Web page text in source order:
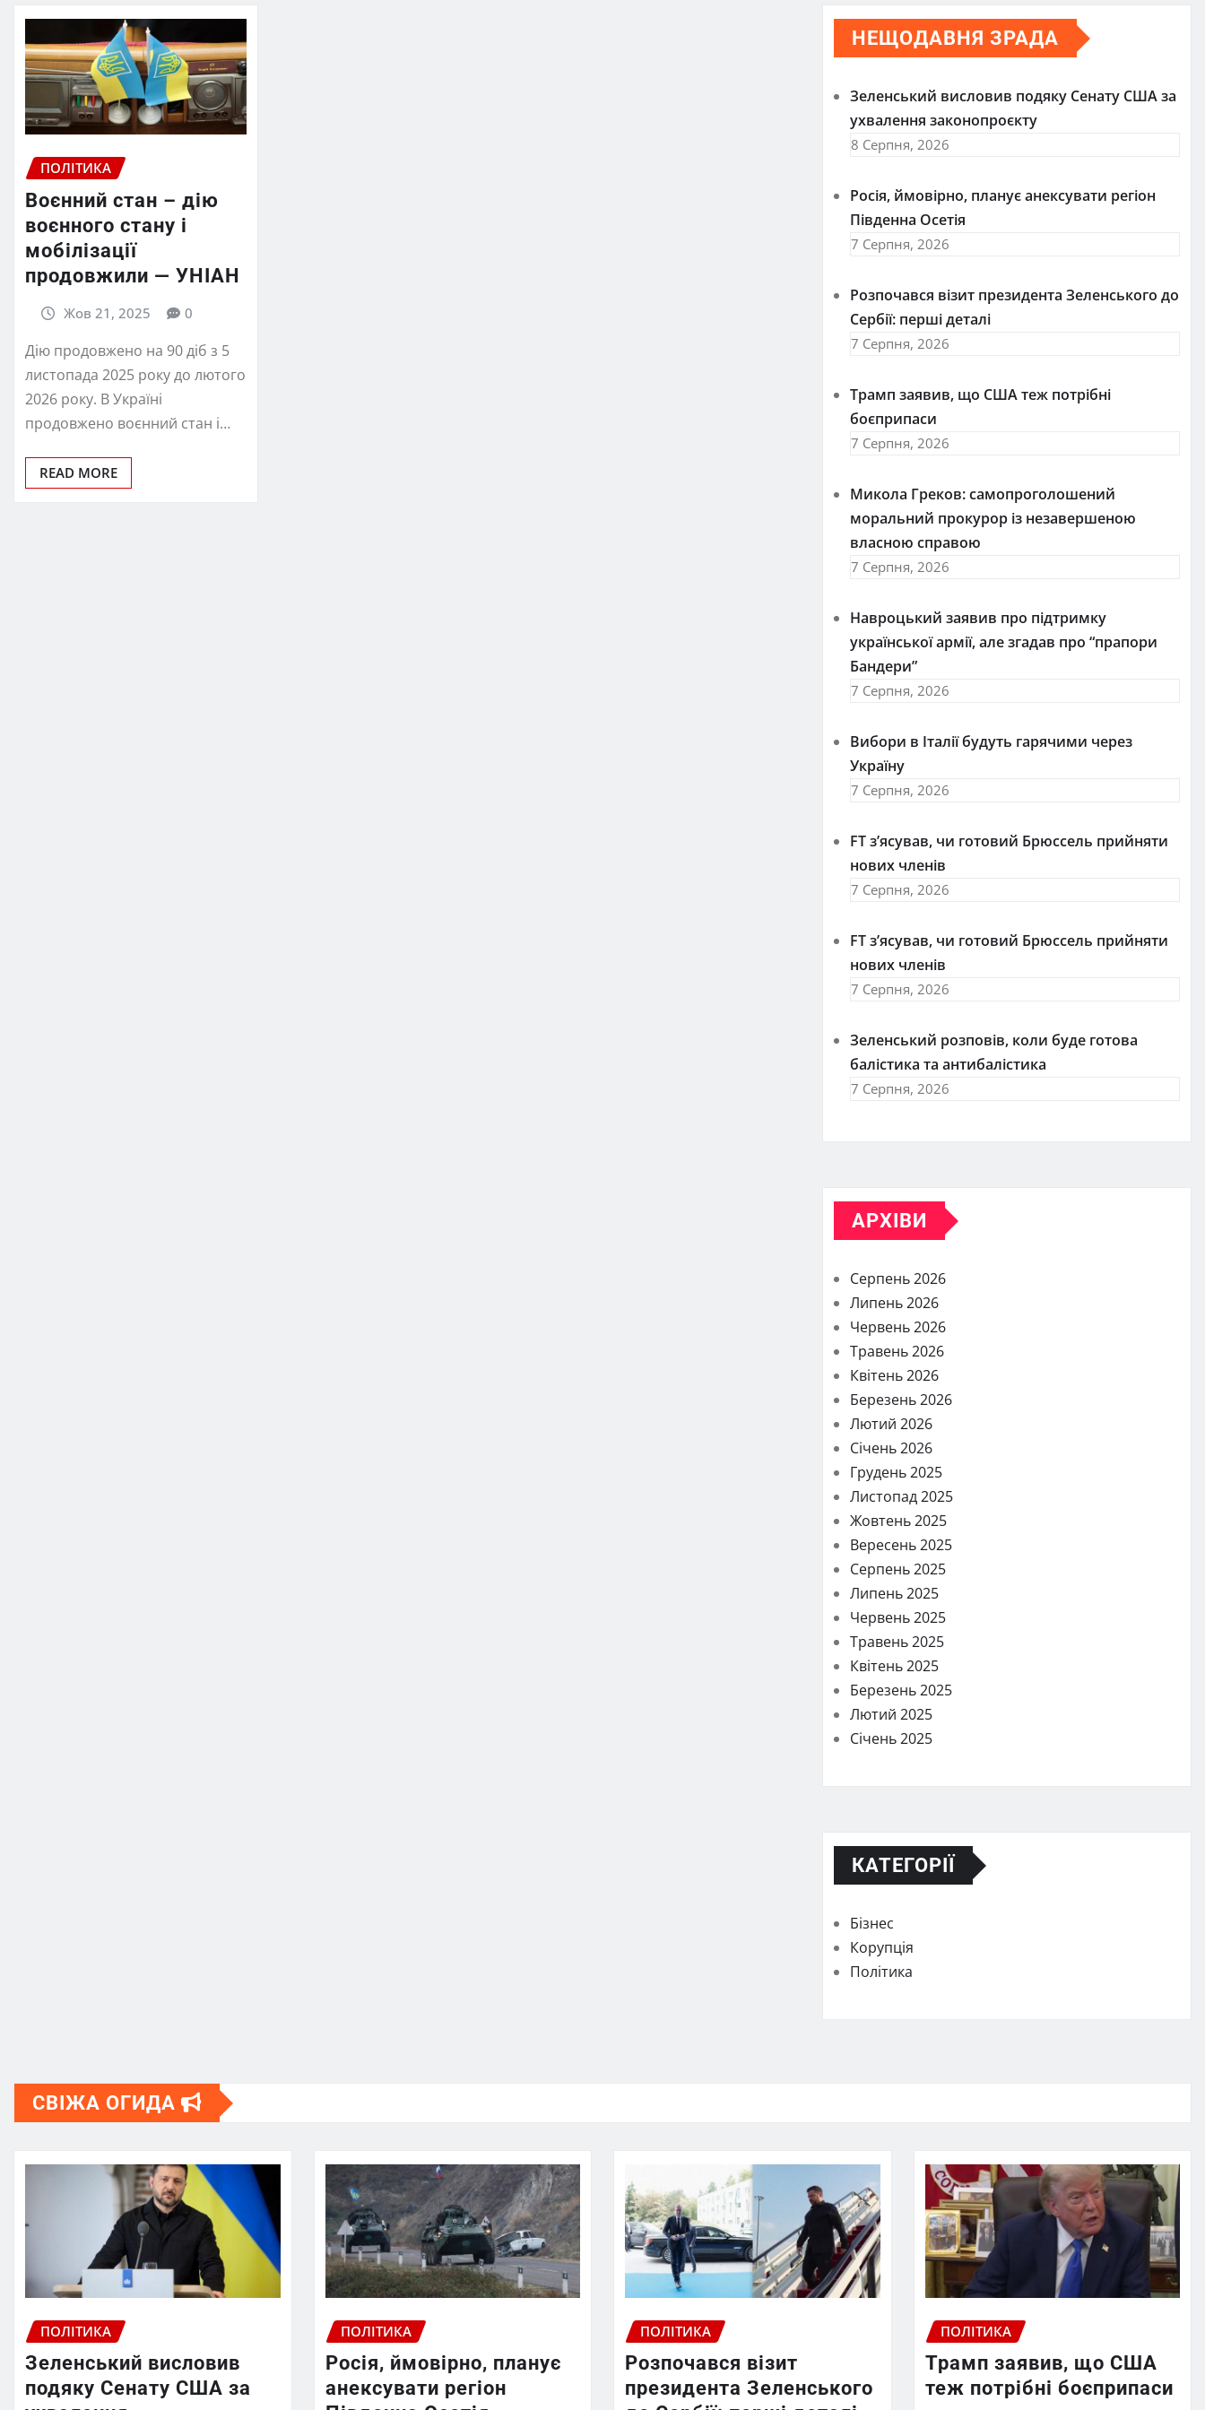
ПОЛІТИКА
Воєнний стан – дію
воєнного стану і
мобілізації
продовжили — УНІАН
Жов 21, 2025 0
Дію продовжено на 90 діб з 5
листопада 2025 року до лютого
2026 року. В Україні
продовжено воєнний стан і…
READ MORE
НЕЩОДАВНЯ ЗРАДА
Зеленський висловив подяку Сенату США за
ухвалення законопроєкту
8 Серпня, 2026
Росія, ймовірно, планує анексувати регіон
Південна Осетія
7 Серпня, 2026
Розпочався візит президента Зеленського до
Сербії: перші деталі
7 Серпня, 2026
Трамп заявив, що США теж потрібні
боєприпаси
7 Серпня, 2026
Микола Греков: самопроголошений
моральний прокурор із незавершеною
власною справою
7 Серпня, 2026
Навроцький заявив про підтримку
української армії, але згадав про “прапори
Бандери”
7 Серпня, 2026
Вибори в Італії будуть гарячими через
Україну
7 Серпня, 2026
FT зʼясував, чи готовий Брюссель прийняти
нових членів
7 Серпня, 2026
FT зʼясував, чи готовий Брюссель прийняти
нових членів
7 Серпня, 2026
Зеленський розповів, коли буде готова
балістика та антибалістика
7 Серпня, 2026
АРХІВИ
Серпень 2026
Липень 2026
Червень 2026
Травень 2026
Квітень 2026
Березень 2026
Лютий 2026
Січень 2026
Грудень 2025
Листопад 2025
Жовтень 2025
Вересень 2025
Серпень 2025
Липень 2025
Червень 2025
Травень 2025
Квітень 2025
Березень 2025
Лютий 2025
Січень 2025
КАТЕГОРІЇ
Бізнес
Корупція
Політика
СВІЖА ОГИДА
ПОЛІТИКА
Зеленський висловив
подяку Сенату США за
ПОЛІТИКА
Росія, ймовірно, планує
анексувати регіон
ПОЛІТИКА
Розпочався візит
президента Зеленського
ПОЛІТИКА
Трамп заявив, що США
теж потрібні боєприпаси